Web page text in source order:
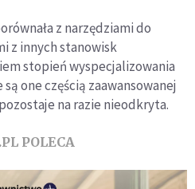
z narzędziami do
z innych stanowisk
stopień wyspecjalizowania
one częścią zaawansowanej
na razie nieodkryta.
POLECA